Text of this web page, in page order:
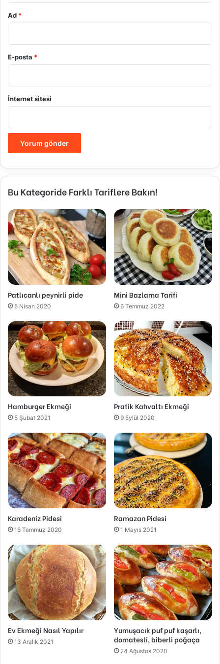
Ad *
E-posta *
İnternet sitesi
Bu Kategoride Farklı Tariflere Bakın!
Patlıcanlı peynirli pide
5 Nisan 2020
Mini Bazlama Tarifi
6 Temmuz 2022
Hamburger Ekmeği
5 Şubat 2021
Pratik Kahvaltı Ekmeği
9 Eylül 2020
Karadeniz Pidesi
16 Temmuz 2020
Ramazan Pidesi
1 Mayıs 2021
Ev Ekmeği Nasıl Yapılır
13 Aralık 2021
Yumuşacık puf puf kaşarlı,
domatesli, biberli poğaça
24 Ağustos 2020